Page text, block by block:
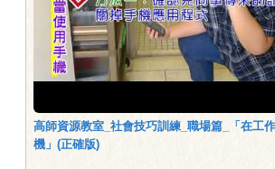
高師資源教室_社會技巧訓練_職場篇_「在工
機」(正確版)